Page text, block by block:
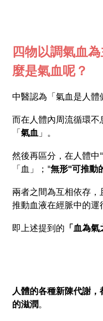
四物以調氣血
麼是氣血呢？
中醫認為「氣血是人體
而在人體內周流循環
「氣血 」。
然後再區分，在人體中"
「血」；"無形"可推動
兩者之間為互相依存
推動血液在經脈中的運
即上述提到的 「血為
人體的各種新陳代謝
的滋潤。